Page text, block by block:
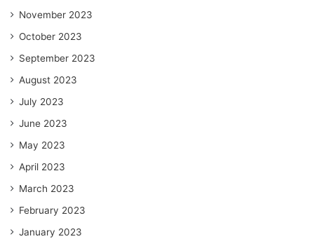
November 2023
October 2023
September 2023
August 2023
July 2023
June 2023
May 2023
April 2023
March 2023
February 2023
January 2023